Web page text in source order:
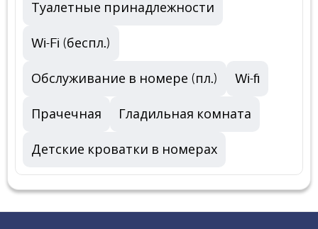
Туалетные принадлежности
Wi-Fi (беспл.)
Обслуживание в номере (пл.) Wi-fi
Прачечная Гладильная комната
Детские кроватки в номерах